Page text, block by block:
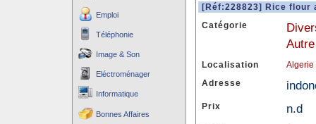
Emploi
Téléphonie
Image & Son
Eléctroménager
Informatique
Bonnes Affaires
[Réf:228823] Rice flour
Catégorie
Autre
Localisation Algerie
Adresse
Prix n.d